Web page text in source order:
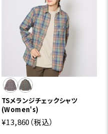
TSメランジチェックシャツ
(Women's)
¥13,860 （税込）